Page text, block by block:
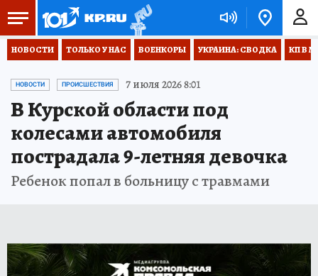
НОВОСТИ ТОЛЬКО У НАС ВОЕНКОРЫ УКРАИНА: СВОДКА КП В
НОВОСТИ ПРОИСШЕСТВИЯ 7 июля 2026 8:01
В Курской области под
колесами автомобиля
пострадала 9-летняя девочка
Ребенок попал в больницу с травмами